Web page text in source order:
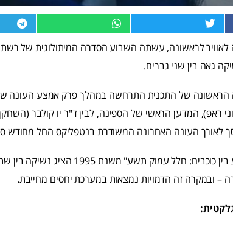
לראשונה, עשתה השבוע הסדרה המיתולוגית של רשת
גאה בין שני גברים.
של התכנית התרחשה במהלך פרק אמצע העונה של
ראפ), המדען הראשי של הספינה, לבין ד"ר יו קולבר (השחקן
לאורך העונה האחרונה המשודרת בנטפליקס החל מחודש
למרות שפרק של "מסע בין כוכבים:
– ובמקרה זה הדמויות נמצאות במערכת יחסים מחייבת.